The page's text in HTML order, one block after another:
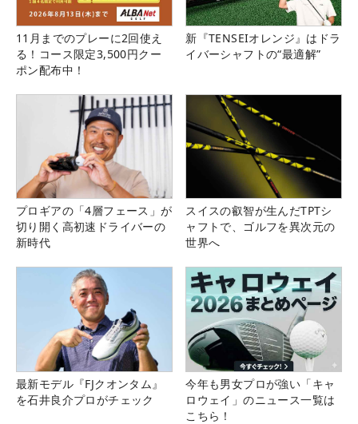
11月までのプレーに2回使え
る！コース限定3,500円クー
ポン配布中！
新『TENSEIオレンジ』はドラ
イバーシャフトの“最適解”
プロギアの「4層フェース」が
切り開く高初速ドライバーの
新時代
スイスの叡智が生んだTPTシ
ャフトで、ゴルフを異次元の
世界へ
最新モデル『FJクオンタム』
を石井良介プロがチェック
今年も男女プロが強い「キャ
ロウェイ」のニュース一覧は
こちら！